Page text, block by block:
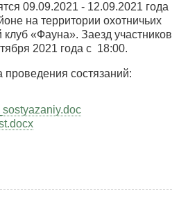
09.09.2021 - 12.09.2021 года
на территории охотничьих
«Фауна». Заезд участников
2021 года с 18:00.
состязаний: